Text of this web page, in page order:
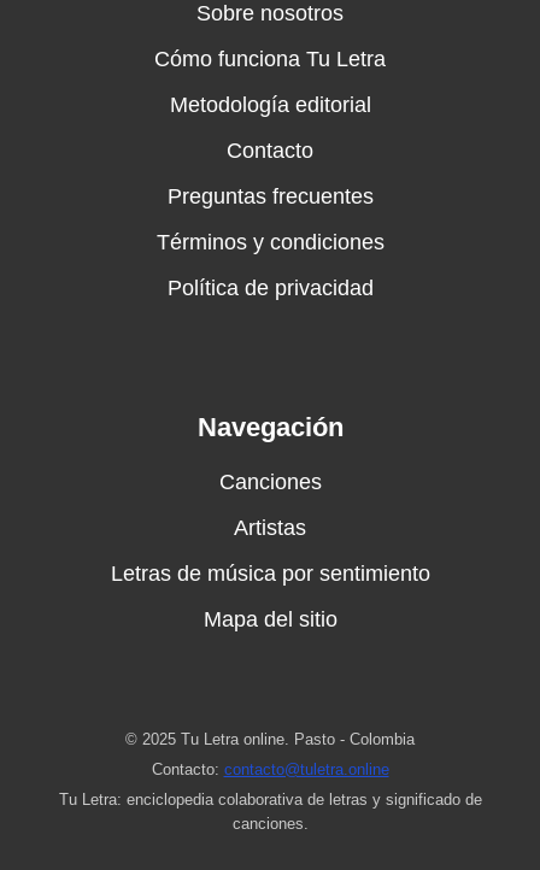
Sobre nosotros
Cómo funciona Tu Letra
Metodología editorial
Contacto
Preguntas frecuentes
Términos y condiciones
Política de privacidad
Navegación
Canciones
Artistas
Letras de música por sentimiento
Mapa del sitio
© 2025 Tu Letra online. Pasto - Colombia
Contacto: contacto@tuletra.online
Tu Letra: enciclopedia colaborativa de letras y significado de
canciones.